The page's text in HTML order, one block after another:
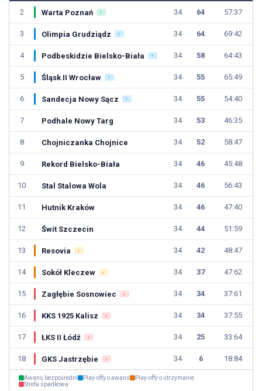
2 Warta Poznań ↑ 34 64 57:37
3 Olimpia Grudziądz ↑ 34 64 69:42
4 Podbeskidzie Bielsko-Biała ↑ 34 58 64:43
5 Śląsk II Wrocław ↑ 34 55 65:49
6 Sandecja Nowy Sącz ↑ 34 55 54:40
7 Podhale Nowy Targ 34 53 46:35
8 Chojniczanka Chojnice 34 52 58:47
9 Rekord Bielsko-Biała 34 46 45:48
10 Stal Stalowa Wola 34 46 56:43
11 Hutnik Kraków 34 46 47:40
12 Świt Szczecin 34 44 51:59
13 Resovia ↓ 34 42 48:47
14 Sokół Kleczew ↓ 34 37 47:62
15 Zagłębie Sosnowiec ↓ 34 34 37:61
16 KKS 1925 Kalisz ↓ 34 34 37:55
17 ŁKS II Łódź ↓ 34 25 33:64
18 GKS Jastrzębie ↓ 34 6 18:84
Awans bezpośredni Play-offy o awans
Play-offy o utrzymanie
Strefa spadkowa